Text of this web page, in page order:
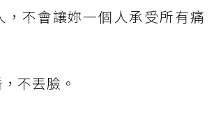
，不會讓妳一個人承受所有痛
不丟臉。